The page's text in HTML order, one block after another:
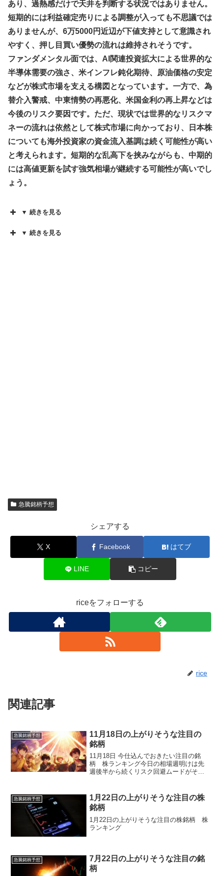
あり、過熱感だけで天井を判断する状況ではありません。
短期的には利益確定売りによる調整が入っても不思議では
ありませんが、6万5000円近辺が下値支持として意識され
やすく、押し目買い優勢の流れは維持されそうです。
ファンダメンタル面では、AI関連投資拡大による世界的な
半導体需要の強さ、米インフレ鈍化期待、原油価格の安定
などが株式市場を支える構図となっています。一方で、為
替介入警戒、中東情勢の再悪化、米国金利の再上昇などは
今後のリスク要因です。ただ、現状では世界的なリスクマ
ネーの流れは依然として株式市場に向かっており、日本株
についても海外投資家の資金流入基調は続く可能性が高い
と考えられます。短期的な乱高下を挟みながらも、中期的
には高値更新を試す強気相場が継続する可能性が高いでし
ょう。
▼ 続きを見る
▼ 続きを見る
急騰銘柄予想
シェアする
X Facebook はてブ
LINE コピー
riceをフォローする
rice
関連記事
急騰銘柄予想
11月18日の上がりそうな注目の
銘柄
11月18日 今仕込んでおきたい注目の銘
柄 株ランキング今日の相場週明けは先
週後半から続くリスク回避ムードがその
ともに弱含みで推移し、特に中国からの
訪日客減少や日中...
急騰銘柄予想
1月22日の上がりそうな注目の株
銘柄
1月22日の上がりそうな注目の株銘柄 株
ランキング
急騰銘柄予想
7月22日の上がりそうな注目の銘
柄